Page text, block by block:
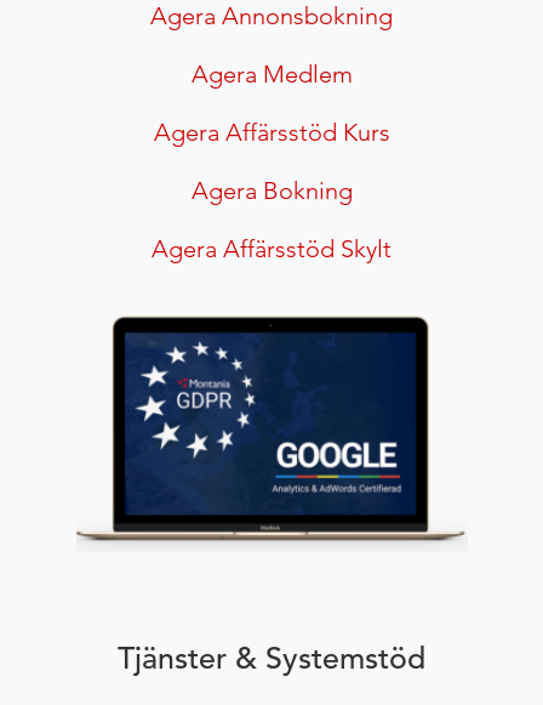
Agera Annonsbokning
Agera Medlem
Agera Affärsstöd Kurs
Agera Bokning
Agera Affärsstöd Skylt
Tjänster & Systemstöd